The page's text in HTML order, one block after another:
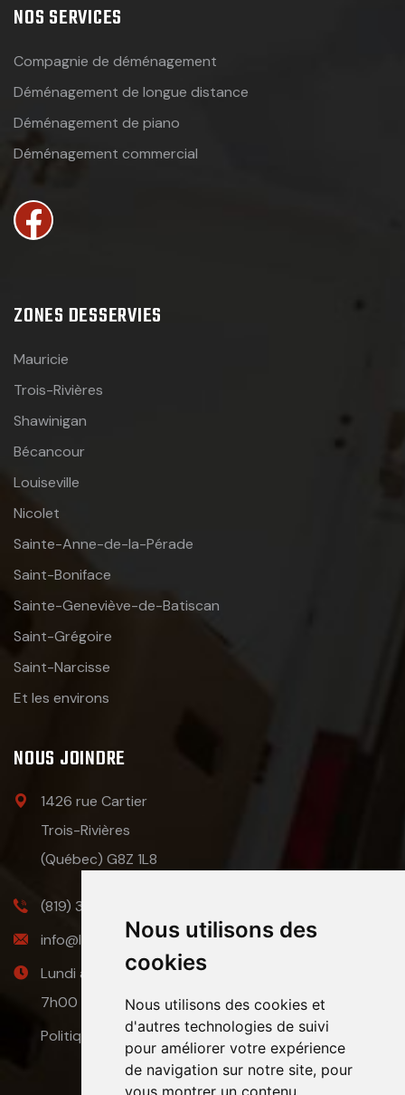
Nous utilisons des
cookies
Nous utilisons des cookies et
d'autres technologies de suivi
pour améliorer votre expérience
de navigation sur notre site, pour
vous montrer un contenu
NOS SERVICES
Compagnie de déménagement
Déménagement de longue distance
Déménagement de piano
Déménagement commercial
ZONES DESSERVIES
Mauricie
Trois-Rivières
Shawinigan
Bécancour
Louiseville
Nicolet
Sainte-Anne-de-la-Pérade
Saint-Boniface
Sainte-Geneviève-de-Batiscan
Saint-Grégoire
Saint-Narcisse
Et les environs
NOUS JOINDRE
1426 rue Cartier
Trois-Rivières
(Québec) G8Z 1L8
(819) 383-0344
info@lesasdudemenagement.ca
Lundi au dimanche:
7h00 à 21h00
Politique de confidentialité